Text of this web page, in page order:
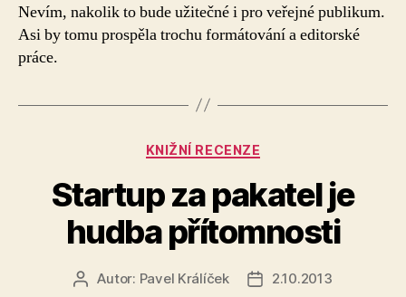
hodný
Nevím, nakolik to bude užitečné i pro veřejné publikum.
Asi by tomu prospěla trochu formátování a editorské
práce.
Rubriky
KNIŽNÍ RECENZE
Startup za pakatel je
hudba přítomnosti
AutorAutor: Pavel Králíček
Datum
2.10.2013